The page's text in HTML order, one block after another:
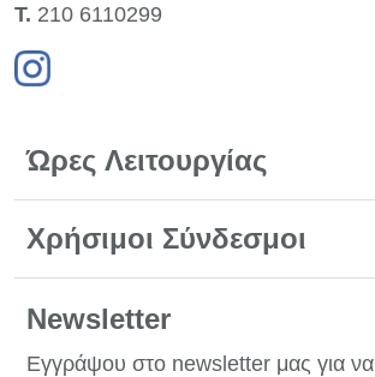
Τ. 210 6110299
Ώρες Λειτουργίας
Χρήσιμοι Σύνδεσμοι
Newsletter
Εγγράψου στο newsletter μας για να